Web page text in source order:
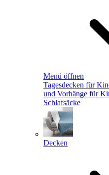
Menü öffnen
Tagesdecken für
und Vorhänge für
Schlafsäcke
Decken